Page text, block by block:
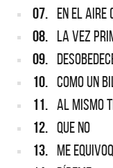
07. EN EL AIRE
08. LA VEZ
09.
10. COMO UN
11. AL MISMO
12. QUE NO
13. ME